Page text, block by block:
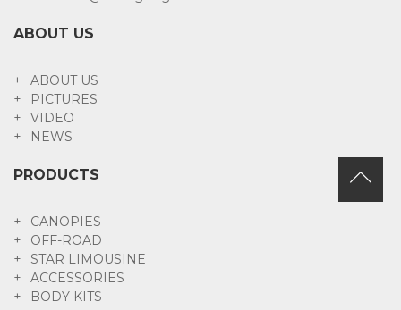
ABOUT US
ABOUT US
PICTURES
VIDEO
NEWS
PRODUCTS
CANOPIES
OFF-ROAD
STAR LIMOUSINE
ACCESSORIES
BODY KITS